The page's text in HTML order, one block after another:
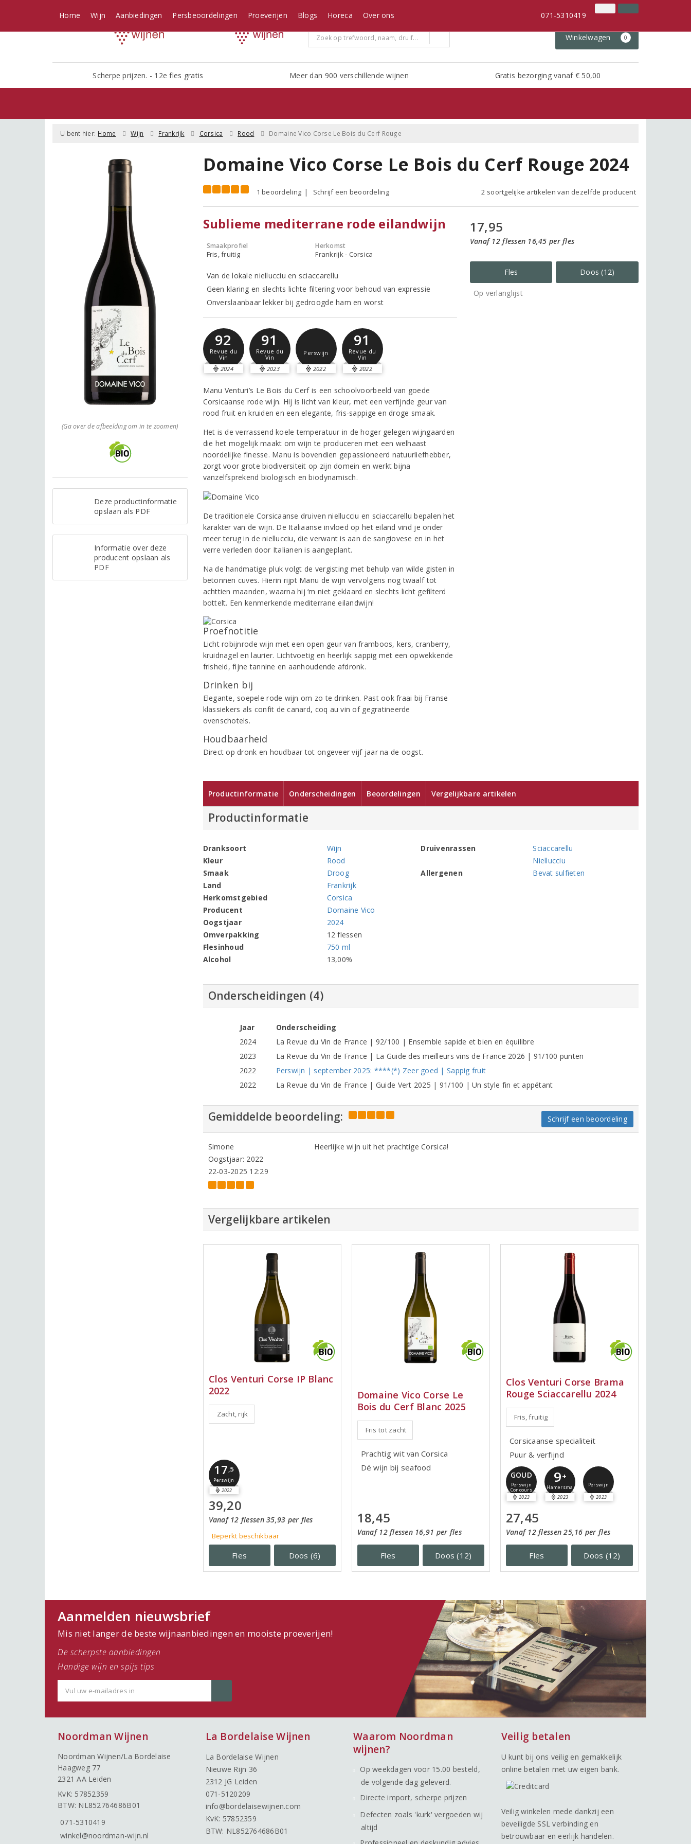
071-5310419 Inloggen Klantenservice
Winkelwagen 0
Scherpe prijzen. - 12e fles gratis Meer dan 900 verschillende wijnen Gratis bezorging vanaf € 50,00
Home Wijn Aanbiedingen Persbeoordelingen Proeverijen Blogs Horeca Over ons 071-5310419
U bent hier: Home Wijn Frankrijk Corsica Rood Domaine Vico Corse Le Bois du Cerf Rouge
(Ga over de afbeelding om in te zoomen)
Deze productinformatie
opslaan als PDF
Informatie over deze
producent opslaan als
PDF
Domaine Vico Corse Le Bois du Cerf Rouge 2024
1 beoordeling Schrijf een beoordeling 2 soortgelijke artikelen van dezelfde producent
Sublieme mediterrane rode eilandwijn
Smaakprofiel
Fris, fruitig
Herkomst
Frankrijk - Corsica
Van de lokale niellucciu en sciaccarellu
Geen klaring en slechts lichte filtering voor behoud van expressie
Onverslaanbaar lekker bij gedroogde ham en worst
92
Revue du
Vin
2024
91
Revue du
Vin
2023
Perswijn
2022
91
Revue du
Vin
2022
Manu Venturi’s Le Bois du Cerf is een schoolvoorbeeld van goede
Corsicaanse rode wijn. Hij is licht van kleur, met een verfijnde geur van
rood fruit en kruiden en een elegante, fris-sappige en droge smaak.
Het is de verrassend koele temperatuur in de hoger gelegen wijngaarden
die het mogelijk maakt om wijn te produceren met een welhaast
noordelijke finesse. Manu is bovendien gepassioneerd natuurliefhebber,
zorgt voor grote biodiversiteit op zijn domein en werkt bijna
vanzelfsprekend biologisch en biodynamisch.
De traditionele Corsicaanse druiven niellucciu en sciaccarellu bepalen het
karakter van de wijn. De Italiaanse invloed op het eiland vind je onder
meer terug in de niellucciu, die verwant is aan de sangiovese en in het
verre verleden door Italianen is aangeplant.
Na de handmatige pluk volgt de vergisting met behulp van wilde gisten in
betonnen cuves. Hierin rijpt Manu de wijn vervolgens nog twaalf tot
achttien maanden, waarna hij ‘m niet geklaard en slechts licht gefilterd
bottelt. Een kenmerkende mediterrane eilandwijn!
Proefnotitie
Licht robijnrode wijn met een open geur van framboos, kers, cranberry,
kruidnagel en laurier. Lichtvoetig en heerlijk sappig met een opwekkende
frisheid, fijne tannine en aanhoudende afdronk.
Drinken bij
Elegante, soepele rode wijn om zo te drinken. Past ook fraai bij Franse
klassiekers als confit de canard, coq au vin of gegratineerde
ovenschotels.
Houdbaarheid
Direct op dronk en houdbaar tot ongeveer vijf jaar na de oogst.
17,95
Vanaf 12 flessen 16,45 per fles
Fles Doos (12)
Op verlanglijst
Productinformatie Onderscheidingen Beoordelingen Vergelijkbare artikelen
Productinformatie
Dranksoort
Wijn
Kleur
Rood
Smaak
Droog
Land
Frankrijk
Herkomstgebied
Corsica
Producent
Domaine Vico
Oogstjaar
2024
Omverpakking
12 flessen
Flesinhoud
750 ml
Alcohol
13,00%
Druivenrassen
Sciaccarellu
Niellucciu
Allergenen
Bevat sulfieten
Onderscheidingen (4)
Jaar
Onderscheiding
2024
La Revue du Vin de France | 92/100 | Ensemble sapide et bien en équilibre
2023
La Revue du Vin de France | La Guide des meilleurs vins de France 2026 | 91/100 punten
2022
Perswijn | september 2025: ****(*) Zeer goed | Sappig fruit
2022
La Revue du Vin de France | Guide Vert 2025 | 91/100 | Un style fin et appétant
Gemiddelde beoordeling: Schrijf een beoordeling
Simone
Oogstjaar: 2022
22-03-2025 12:29
Heerlijke wijn uit het prachtige Corsica!
Vergelijkbare artikelen
Clos Venturi Corse IP Blanc
2022
Zacht, rijk
17,5
Perswijn
2022
39,20
Vanaf 12 flessen 35,93 per fles
Beperkt beschikbaar
Fles Doos (6)
Domaine Vico Corse Le
Bois du Cerf Blanc 2025
Fris tot zacht
Prachtig wit van Corsica
Dé wijn bij seafood
18,45
Vanaf 12 flessen 16,91 per fles
Fles Doos (12)
Clos Venturi Corse Brama
Rouge Sciaccarellu 2024
Fris, fruitig
Corsicaanse specialiteit
Puur & verfijnd
GOUD
Perswijn
Concours
2023
9+
Hamersma
2023
Perswijn
2023
27,45
Vanaf 12 flessen 25,16 per fles
Fles Doos (12)
Aanmelden nieuwsbrief
Mis niet langer de beste wijnaanbiedingen en mooiste proeverijen!
De scherpste aanbiedingen
Handige wijn en spijs tips
Noordman Wijnen
Noordman Wijnen/La Bordelaise
Haagweg 77
2321 AA Leiden
KvK: 57852359
BTW: NL852764686B01
071-5310419
winkel@noordman-wijn.nl
La Bordelaise Wijnen
La Bordelaise Wijnen
Nieuwe Rijn 36
2312 JG Leiden
071-5120209
info@bordelaisewijnen.com
KvK: 57852359
BTW: NL852764686B01
Waarom Noordman
wijnen?
Op weekdagen voor 15.00 besteld,
de volgende dag geleverd.
Directe import, scherpe prijzen
Defecten zoals 'kurk' vergoeden wij
altijd
Veilig betalen
U kunt bij ons veilig en gemakkelijk
online betalen met uw eigen bank.
Veilig winkelen mede dankzij een
beveiligde SSL verbinding en
betrouwbaar en eerlijk handelen.